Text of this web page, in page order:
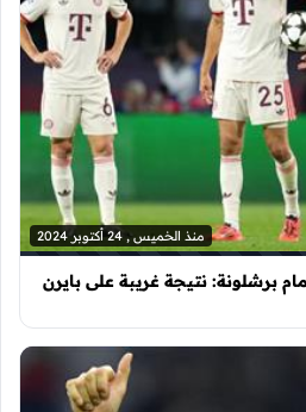
منذ الخميس , 24 أكتوبر 2024
برشلونة: نتيجة غريبة على بايرن